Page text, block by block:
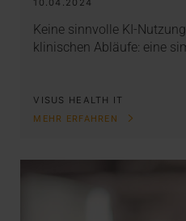
Keine sinnvolle KI-
klinischen Abläufe: eine
VISUS HEALTH IT
MEHR ERFAHREN